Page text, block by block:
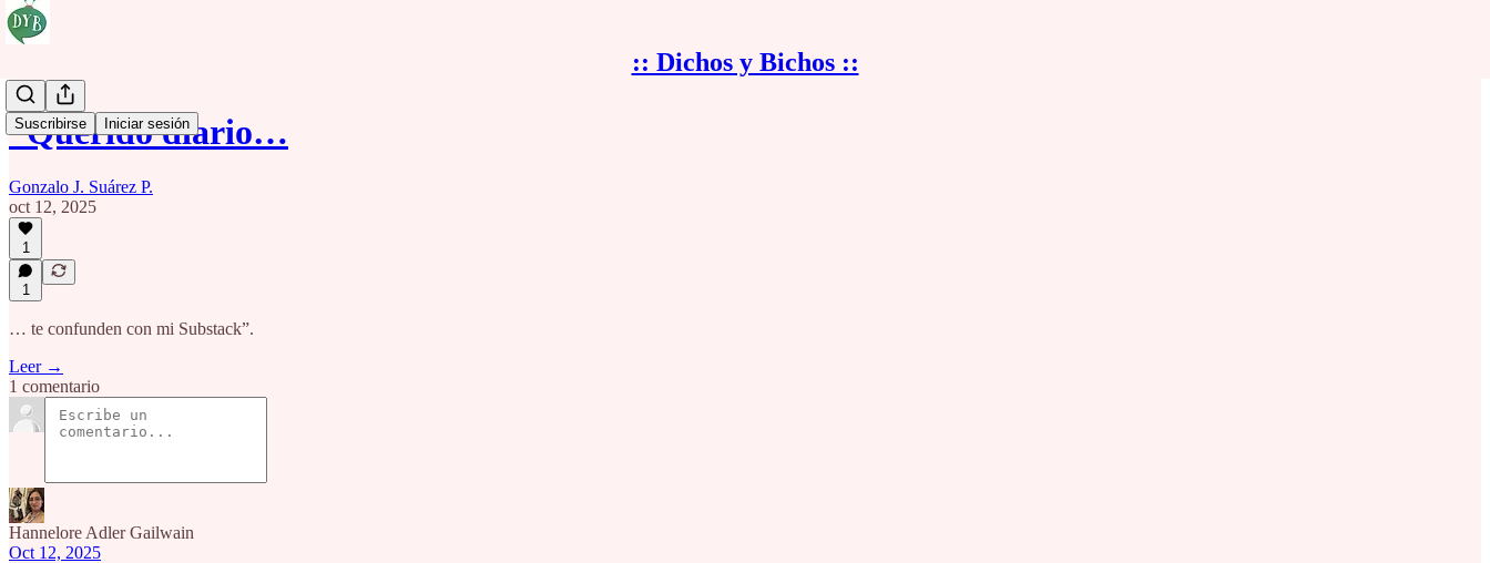
:: Dichos y Bichos ::
Suscribirse Iniciar sesión
“Querido diario…
Gonzalo J. Suárez P.
oct 12, 2025
1
1
… te confunden con mi Substack”.
Leer →
1 comentario
Hannelore Adler Gailwain
Oct 12, 2025